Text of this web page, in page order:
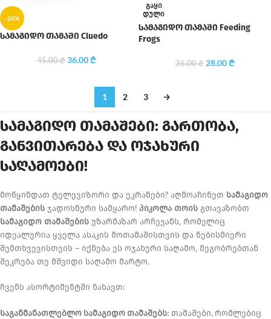
-20%
სამაგიდო თამაში Cluedo
45.00₾ 36.00₾
ᲒᲐᲧᲘ
ᲓᲣᲚᲘ
სამაგიდო თამაში Feeding
Frogs
35.00₾ 28.00₾
1 2 3 →
სამაგიდო თამაშები: გართობა,
განვითარება და ოჯახური
საღამოები!
მოწყინდათ ტელევიზორი და ეკრანები? აღმოაჩინეთ სამაგიდო
თამაშების ჯადოსნური სამყარო! პიკოლა თოის გთავაზობთ
სამაგიდო თამაშების უზარმაზარ არჩევანს, რომელიც
იდეალურია ყველა ასაკის მოთამაშისთვის და ნებისმიერი
შემთხვევისთვის – იქნება ეს ოჯახური საღამო, მეგობრებთან
შეკრება თუ მშვიდი საღამო მარტო.
ჩვენს ასორტიმენტში ნახავთ:
საგანმანათლებლო სამაგიდო თამაშებს: თამაშები, რომლებიც